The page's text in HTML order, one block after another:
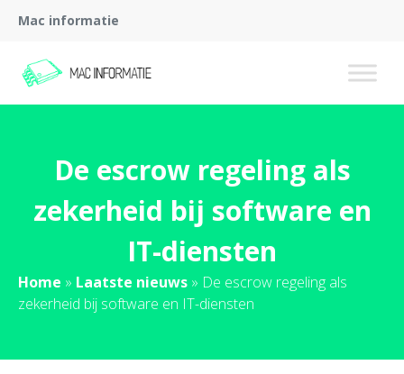
Mac informatie
De escrow regeling als
zekerheid bij software en
IT-diensten
Home » Laatste nieuws » De escrow regeling als
zekerheid bij software en IT-diensten